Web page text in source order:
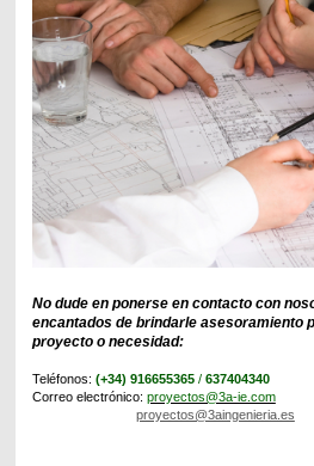
No dude en ponerse en contacto con
encantados de brindarle asesoramiento
proyecto o necesidad:
Teléfonos: (+34) 916655365/ 637404340
Correo electrónico: proyectos@3a-ie.com
proyectos@3aingenieria.es